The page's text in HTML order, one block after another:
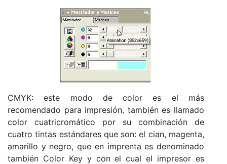
CMYK: este modo de color es el más
recomendado para impresión, también es llamado
color cuatricromático por su combinación de
cuatro tintas estándares que son: el cian, magenta,
amarillo y negro, que en imprenta es denominado
también Color Key y con el cual el impresor es